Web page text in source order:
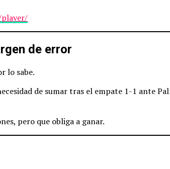
de error
lo sabe.
de sumar tras el empate 1-1 ante
pero que obliga a ganar.